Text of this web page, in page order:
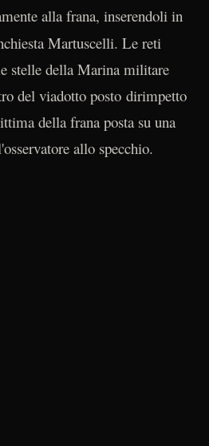
alla frana, inserendoli in
Martuscelli. Le reti
stelle della Marina militare
del viadotto posto dirimpetto
della frana posta su una
allo specchio.